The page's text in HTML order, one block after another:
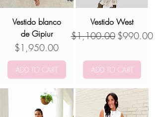
Vestido blanco
de Gipiur
Precio
$1,950.00
ADD TO CART
Vestido West
Precio
$1,100.00 Precio de
$990.00
ADD TO CART